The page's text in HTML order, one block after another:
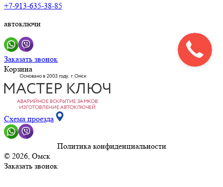
+7-913-635-38-85
автоключи
Заказать звонок
Корзина
Схема проезда
Политика конфиденциальности
© 2026, Омск
Заказать звонок